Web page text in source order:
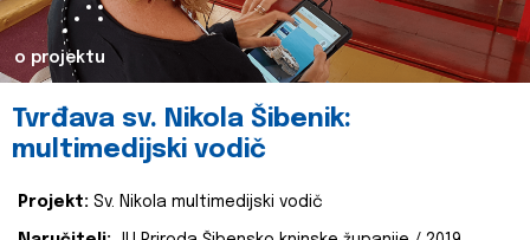
o projektu
Tvrđava sv. Nikola Šibenik:
multimedijski vodič
Projekt: Sv. Nikola multimedijski vodič